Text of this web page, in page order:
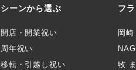
シーンから選ぶ
開店・開業祝い
周年祝い
移転・引越し祝い
フ
岡
牧